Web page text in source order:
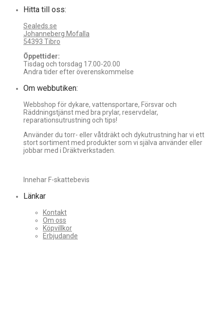
Hitta till oss:
Sealeds.se
Johanneberg Mofalla
54393 Tibro
Öppettider:
Tisdag och torsdag 17.00-20.00
Andra tider efter överenskommelse
Om webbutiken:
Webbshop för dykare, vattensportare, Försvar och
Räddningstjänst med bra prylar, reservdelar,
reparationsutrustning och tips!
Använder du torr- eller våtdräkt och dykutrustning har vi ett
stort sortiment med produkter som vi själva använder eller
jobbar med i Dräktverkstaden.
Innehar F-skattebevis
Länkar
Kontakt
Om oss
Köpvillkor
Erbjudande